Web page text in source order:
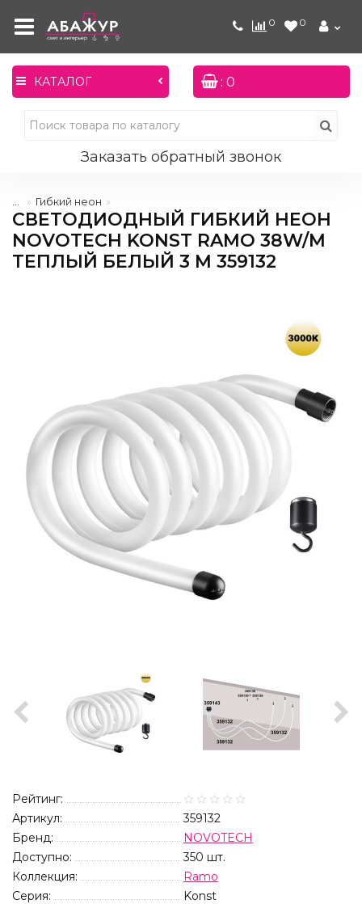
0 0
КАТАЛОГ : 0
Заказать обратный звонок
Гибкий неон
СВЕТОДИОДНЫЙ ГИБКИЙ НЕОН
NOVOTECH KONST RAMO 38W/M
ТЕПЛЫЙ БЕЛЫЙ 3 М 359132
Рейтинг:
Артикул:
359132
Бренд:
NOVOTECH
Доступно:
350 шт.
Коллекция:
Ramo
Серия:
Konst